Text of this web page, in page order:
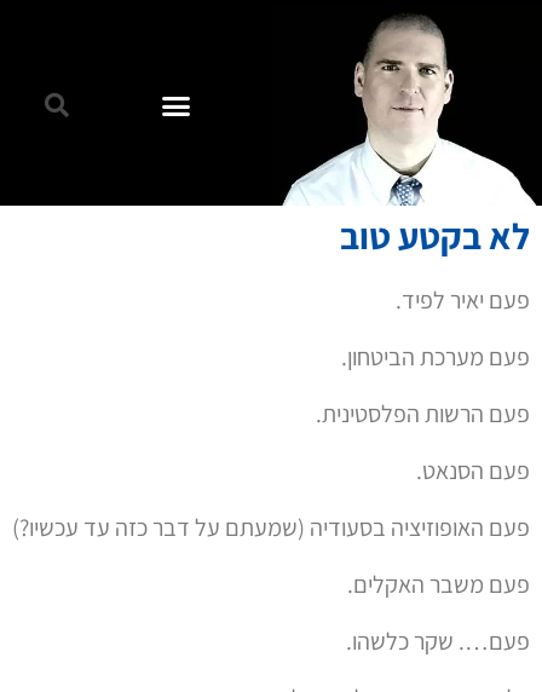
לא בקטע טוב
פעם יאיר לפיד.
פעם מערכת הביטחון.
פעם הרשות הפלסטינית.
פעם הסנאט.
פעם האופוזיציה בסעודיה (שמעתם על דבר כזה עד עכשיו?)
פעם משבר האקלים.
פעם…. שקר כלשהו.